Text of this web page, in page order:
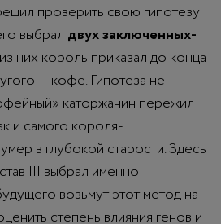
проверить свою гипотезу
выбрал двух заключенных-
них король приказал до конца
— кофе. Гипотеза не
каторжанин пережил
и самого короля-
в глубокой старости. Здесь
III выбрал именно
возьмут этот метод на
степень влияния генов и